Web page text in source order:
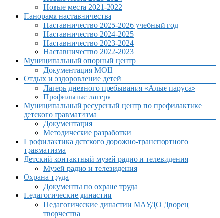
Новые места 2021-2022
Панорама наставничества
Наставничество 2025-2026 учебный год
Наставничество 2024-2025
Наставничество 2023-2024
Наставничество 2022-2023
Муниципальный опорный центр
Документация МОЦ
Отдых и оздоровление детей
Лагерь дневного пребывания «Алые паруса»
Профильные лагеря
Муниципальный ресурсный центр по профилактике
детского травматизма
Документация
Методические разработки
Профилактика детского дорожно-транспортного
травматизма
Детский контактный музей радио и телевидения
Музей радио и телевидения
Охрана труда
Документы по охране труда
Педагогические династии
Педагогические династии МАУДО Дворец
творчества